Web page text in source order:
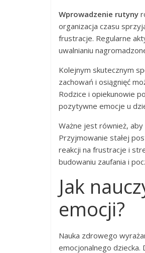
Wprowadzenie rutyny
organizacja czasu
frustracje. Regularne
uwalnianiu
Kolejnym skutecznym
zachowań i osiągnięć
Rodzice i opiekunowie
pozytywne emocje u
Ważne jest również,
Przyjmowanie stałej
reakcji na frustracje i
budowaniu zaufania i
Jak
emocji?
Nauka zdrowego
emocjonalnego dziecka.